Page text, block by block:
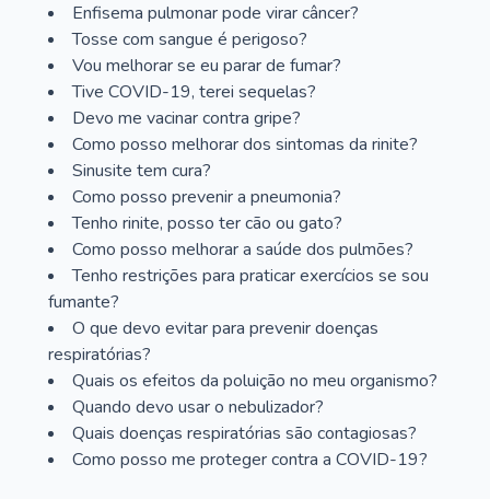
Enfisema pulmonar pode virar câncer?
Tosse com sangue é perigoso?
Vou melhorar se eu parar de fumar?
Tive COVID-19, terei sequelas?
Devo me vacinar contra gripe?
Como posso melhorar dos sintomas da rinite?
Sinusite tem cura?
Como posso prevenir a pneumonia?
Tenho rinite, posso ter cão ou gato?
Como posso melhorar a saúde dos pulmões?
Tenho restrições para praticar exercícios se sou
fumante?
O que devo evitar para prevenir doenças
respiratórias?
Quais os efeitos da poluição no meu organismo?
Quando devo usar o nebulizador?
Quais doenças respiratórias são contagiosas?
Como posso me proteger contra a COVID-19?